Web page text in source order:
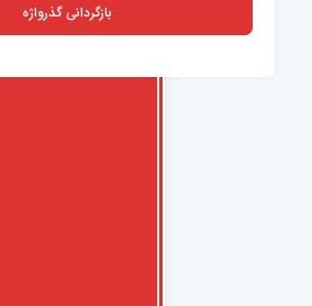
بازگردانی گذرواژه